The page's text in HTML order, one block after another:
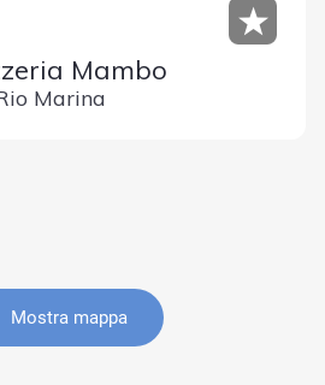
Mambo
Marina
Mostra mappa